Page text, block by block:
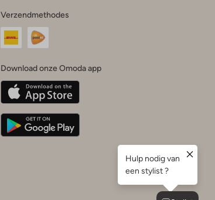
Verzendmethodes
Download onze Omoda app